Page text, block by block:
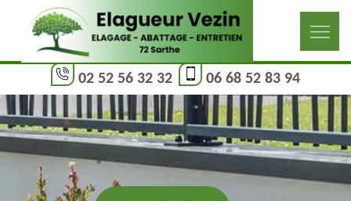
02 52 56 32 32 06 68 52 83 94